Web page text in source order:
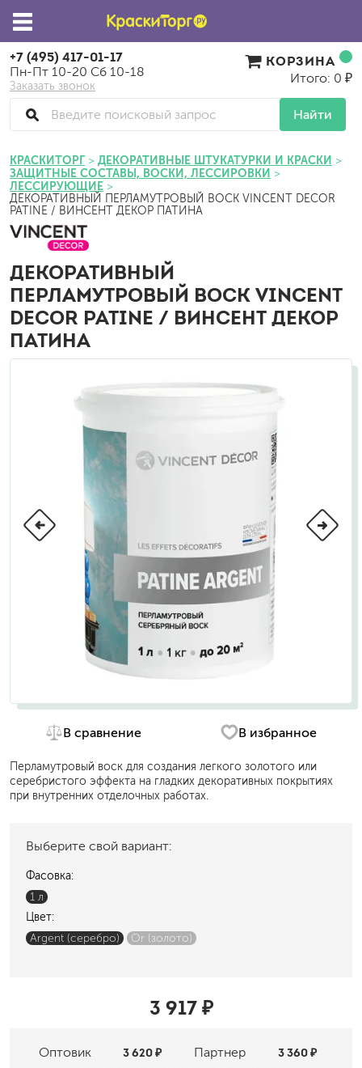
+7 (495) 417-01-17
Пн-Пт 10-20 Сб 10-18
Заказать звонок
Найти
КОРЗИНА
Итого: 0 ₽
КРАСКИТОРГ
ДЕКОРАТИВНЫЕ ШТУКАТУРКИ И КРАСКИ
ЗАЩИТНЫЕ СОСТАВЫ, ВОСКИ, ЛЕССИРОВКИ
ЛЕССИРУЮЩИЕ
ДЕКОРАТИВНЫЙ ПЕРЛАМУТРОВЫЙ ВОСК VINCENT DECOR
PATINE / ВИНСЕНТ ДЕКОР ПАТИНА
ДЕКОРАТИВНЫЙ
ПЕРЛАМУТРОВЫЙ ВОСК VINCENT
DECOR PATINE / ВИНСЕНТ ДЕКОР
ПАТИНА
В сравнение В избранное
Перламутровый воск для создания легкого золотого или
серебристого эффекта на гладких декоративных покрытиях
при внутренних отделочных работах.
Выберите свой вариант:
Фасовка:
1 л
Цвет:
Argent (серебро)
Or (золото)
3 917 ₽
Оптовик Партнер
3 620 ₽ 3 360 ₽